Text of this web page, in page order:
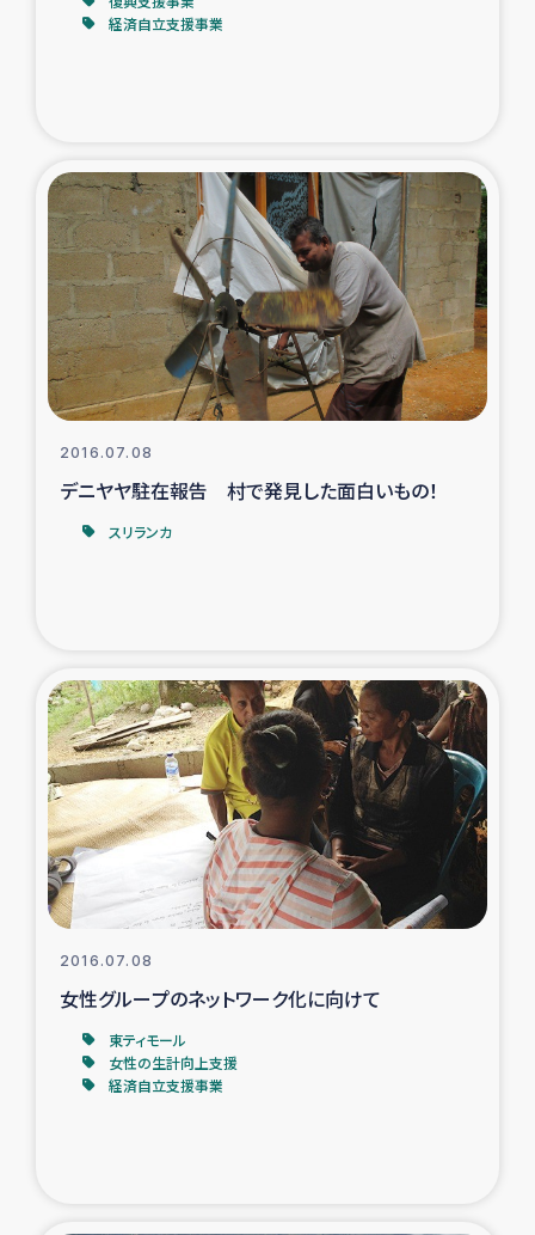
海外ルーツの市民との共生
復興応援隊の活動
仮設住宅生活支援・農業復興支援
漁業復興支援
インターン・ボランティア日誌
ガザ地区での公園の緑化を通じた支援事業
ガザ地区における被災住民への緊急支援
ガザ地区酪農を通した女性グループの生計支援
ふりかけ普及と食生活改善による栄養改善事業
女性の生計向上を通じた子どもの栄養改善事業
経済自立支援事業
2016.07.08
デニヤヤ駐在報告 村で発見した面白いもの！
スリランカ
2016.07.08
女性グループのネットワーク化に向けて
東ティモール
女性の生計向上支援
経済自立支援事業